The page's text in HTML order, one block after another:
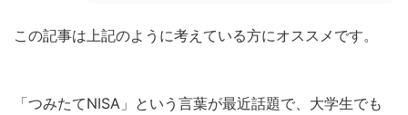
この記事は上記のように考えている方にオススメです。
「つみたてNISA」という言葉が最近話題で、大学生でも